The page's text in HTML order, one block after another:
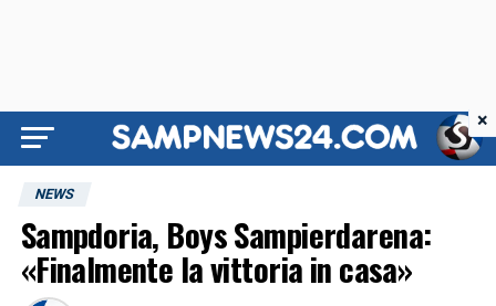
NEWS
Sampdoria, Boys Sampierdarena:
«Finalmente la vittoria in casa»
×